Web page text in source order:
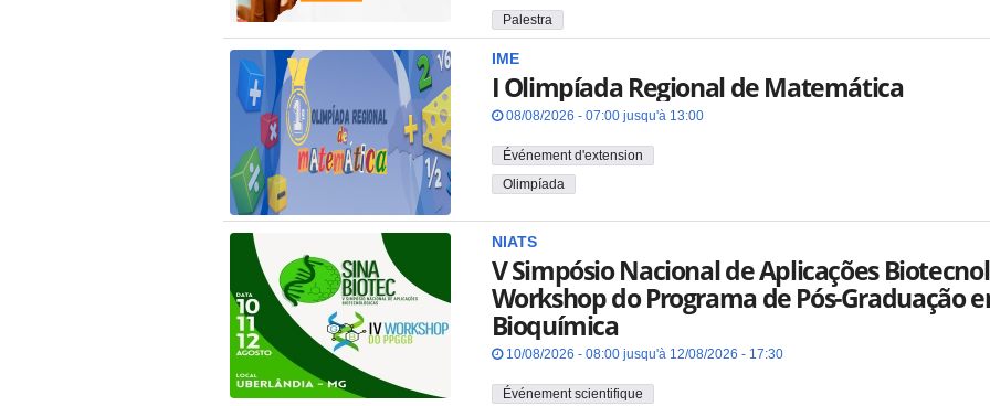
Palestra
IME
I Olimpíada Regional de Matemática
08/08/2026 - 07:00 jusqu'à 13:00
Événement d'extension
Olimpíada
NIATS
V Simpósio Nacional de Aplicações
Workshop do Programa de Pós-Graduação
Bioquímica
10/08/2026 - 08:00 jusqu'à 12/08/2026 - 17:30
Événement scientifique